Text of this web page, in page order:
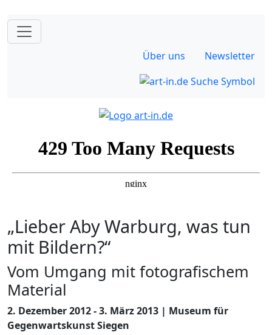
Über uns Newsletter
„Lieber Aby Warburg, was tun
mit Bildern?“
Vom Umgang mit fotografischem
Material
2. Dezember 2012 - 3. März 2013 | Museum für
Gegenwartskunst Siegen